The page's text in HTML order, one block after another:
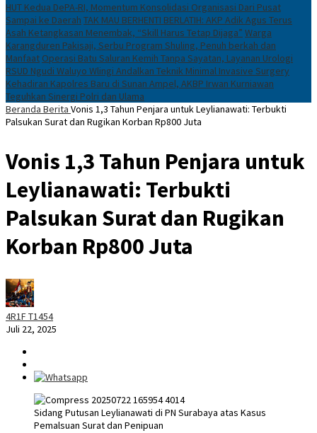
HUT Kedua DePA-RI, Momentum Konsolidasi Organisasi Dari Pusat
Sampai ke Daerah TAK MAU BERHENTI BERLATIH: AKP Adik Agus Terus
Asah Ketangkasan Menembak, “Skill Harus Tetap Dijaga” Warga
Karangduren Pakisaji, Serbu Program Shuling, Penuh berkah dan
Manfaat Operasi Batu Saluran Kemih Tanpa Sayatan, Layanan Urologi
RSUD Ngudi Waluyo Wlingi Andalkan Teknik Minimal Invasive Surgery
Kehadiran Kapolres Baru di Sunan Ampel, AKBP Irwan Kurniawan
Teguhkan Sinergi Polri dan Ulama
Beranda Berita Vonis 1,3 Tahun Penjara untuk Leylianawati: Terbukti
Palsukan Surat dan Rugikan Korban Rp800 Juta
Vonis 1,3 Tahun Penjara untuk
Leylianawati: Terbukti
Palsukan Surat dan Rugikan
Korban Rp800 Juta
4R1F T1454
Juli 22, 2025
Sidang Putusan Leylianawati di PN Surabaya atas Kasus
Pemalsuan Surat dan Penipuan